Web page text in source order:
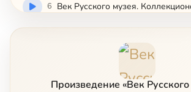
6
Мой эрмитаж (Часть 3)
Произведение «Век